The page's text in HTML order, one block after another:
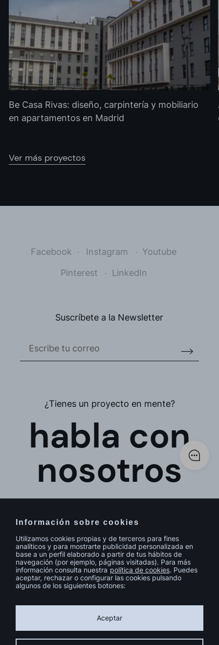
Be Casa Rivas: diseño, carpintería y mobiliario
en apartamentos en Madrid
Ver más proyectos
Facebook Instagram Youtube
Pinterest LinkedIn
Suscríbete a la Newsletter
¿Tienes un proyecto en mente?
habla con
nosotros
Catálogo de Homologación 2024
Instalación fotovoltaica FEDER Galicia
Información sobre cookies
Utilizamos cookies propias y de terceros para fines
analíticos y para mostrarte publicidad personalizada en
base a un perfil elaborado a partir de tus hábitos de
navegación (por ejemplo, páginas visitadas). Para más
información consulta nuestra política de cookies. Puedes
aceptar, rechazar o configurar las cookies pulsando
algunos de los siguientes botones:
Aceptar